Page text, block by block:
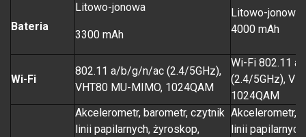
Bateria
Litowo-jonowa
3300 mAh
Litowo-jonowa
4000 mAh
Wi-Fi
802.11 a/b/g/n/ac (2.4/5GHz),
VHT80 MU-MIMO, 1024QAM
Wi-Fi 802.11
(2.4/5GHz),
1024QAM
Akcelerometr, barometr, czytnik
linii papilarnych, żyroskop,
Akcelerometr,
linii